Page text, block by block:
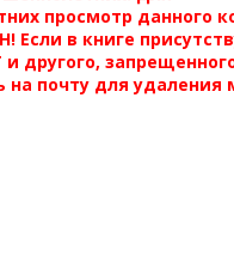
просмотр данного
Если в книге
другого,
на почту для удаления